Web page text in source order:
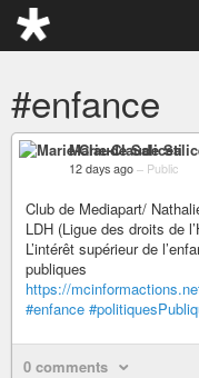
#enfance
Marie-Claude
12 days ago – Public
Club de Mediapart/
LDH (Ligue des droits de
L’intérêt supérieur de
publiques
https://
#enfance
0 comments